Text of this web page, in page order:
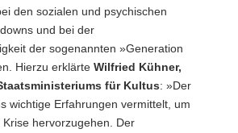
den sozialen und psychischen
und bei der
der sogenannten »Generation
Hierzu erklärte Wilfried Kühner,
für Kultus: »Der
wichtige Erfahrungen vermittelt, um
hervorzugehen. Der